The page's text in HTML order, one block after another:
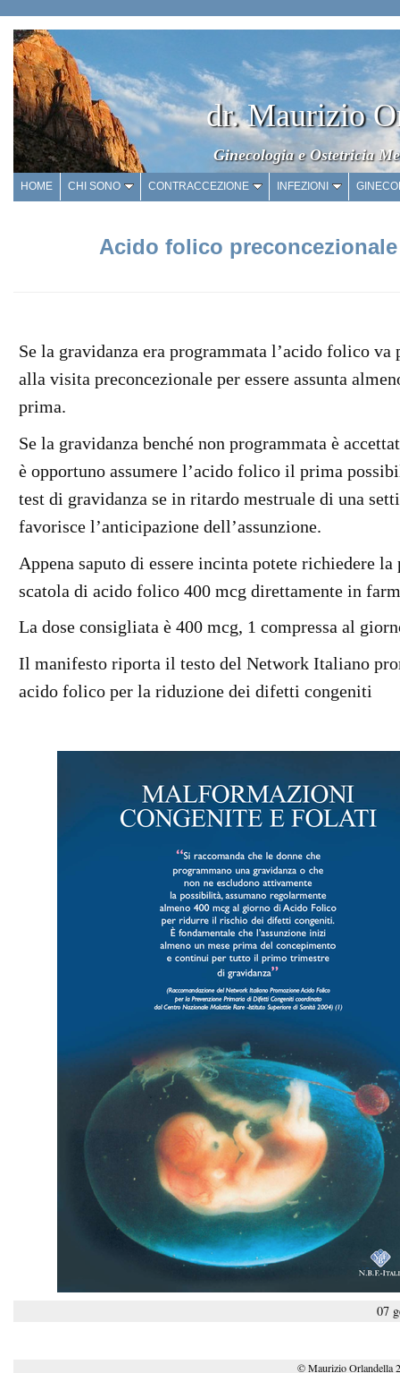
dr. Maurizio
Ginecologia e Ostetricia
HOME CHI SONO CONTRACCEZIONE INFEZIONI
Acido folico preconcezionale
Se la gravidanza era programmata l’acido folico va
alla visita preconcezionale per essere assunta
prima.
Se la gravidanza benché non programmata è
è opportuno assumere l’acido folico il prima
test di gravidanza se in ritardo mestruale di una
favorisce l’anticipazione dell’assunzione.
Appena saputo di essere incinta potete richiedere la
scatola di acido folico 400 mcg direttamente in
La dose consigliata è 400 mcg, 1 compressa al
Il manifesto riporta il testo del Network Italiano
acido folico per la riduzione dei difetti congeniti
07
© Maurizio Orlandella